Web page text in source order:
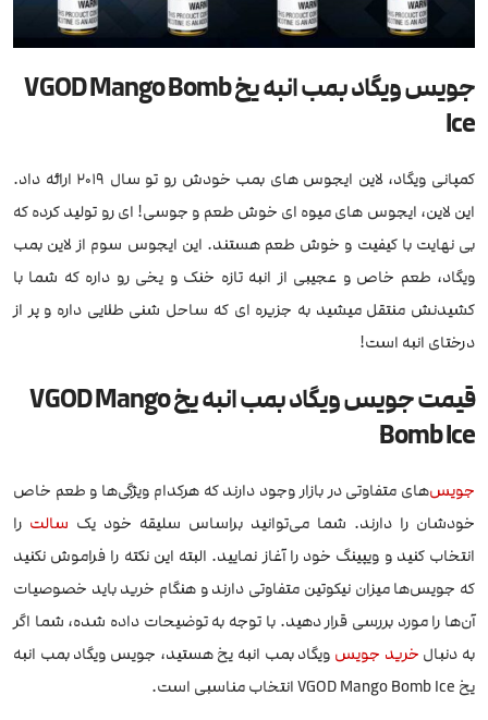
جویس ویگاد بمب انبه یخ VGOD Mango Bomb
Ice
کمپانی ویگاد، لاین ایجوس های بمب خودش رو تو سال 2019 ارائه داد.
این لاین، ایجوس های میوه ای خوش طعم و جوسی! ای رو تولید کرده که
بی نهایت با کیفیت و خوش طعم هستند. این ایجوس سوم از لاین بمب
ویگاد، طعم خاص و عجیبی از انبه تازه خنک و یخی رو داره که شما با
کشیدنش منتقل میشید به جزیره ای که ساحل شنی طلایی داره و پر از
درختای انبه است!
قیمت جویس ویگاد بمب انبه یخ VGOD Mango
Bomb Ice
جویس‌های متفاوتی در بازار وجود دارند که هرکدام ویژگی‌ها و طعم خاص
خودشان را دارند. شما می‌توانید براساس سلیقه خود یک سالت را
انتخاب کنید و ویپینگ خود را آغاز نمایید. البته این نکته را فراموش نکنید
که جویس‌ها میزان نیکوتین متفاوتی دارند و هنگام خرید باید خصوصیات
آن‌ها را مورد بررسی قرار دهید. با توجه به توضیحات داده شده، شما اگر
به دنبال خرید جویس ویگاد بمب انبه یخ هستید، جویس ویگاد بمب انبه
یخ VGOD Mango Bomb Ice انتخاب مناسبی است.